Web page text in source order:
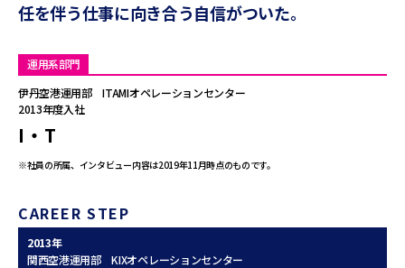
任を伴う仕事に向き合う自信がついた。
運用系部門
伊丹空港運用部 ITAMIオペレーションセンター
2013年度入社
I・T
※社員の所属、インタビュー内容は2019年11月時点のものです。
CAREER STEP
2013年
関西空港運用部 KIXオペレーションセンター